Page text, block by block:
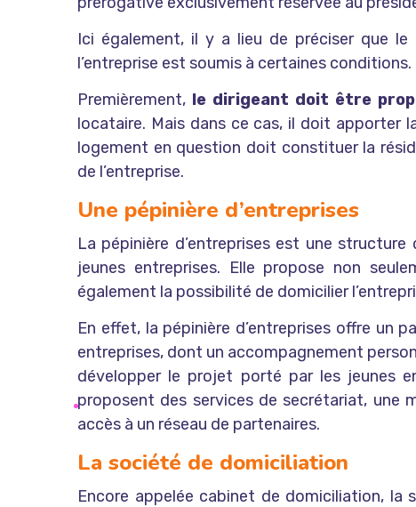
Ici également, il y a lieu de préciser que le
l’entreprise est soumis à certaines conditions.
Premièrement, le dirigeant doit être
locataire. Mais dans ce cas, il doit apporter
logement en question doit constituer la
de l’entreprise.
Une pépinière d’entreprises
La pépinière d’entreprises est une
jeunes entreprises. Elle propose non
également la possibilité de domicilier
En effet, la pépinière d’entreprises offre un
entreprises, dont un accompagnement
développer le projet porté par les jeunes
proposent des services de secrétariat, une
accès à un réseau de partenaires.
La société de domiciliation
Encore appelée cabinet de domiciliation, la